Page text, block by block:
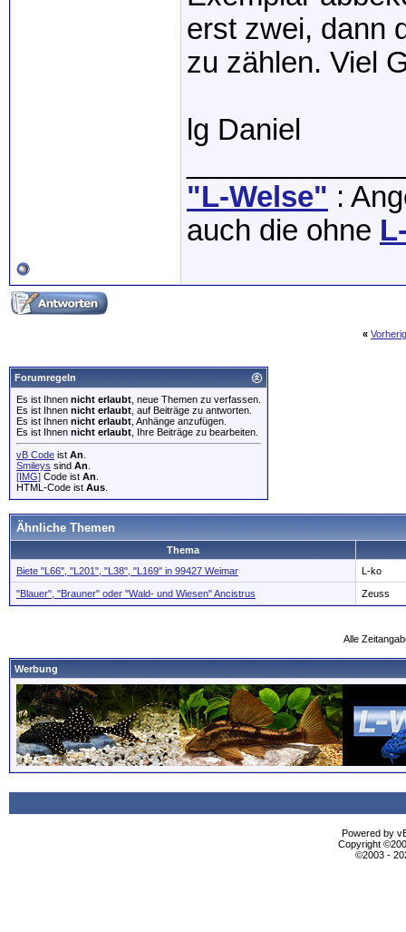
erst zwei, dann
zu zählen. Viel
lg Daniel
"L-Welse" :
auch die ohne
«
Forumregeln
Es ist Ihnen nicht erlaubt , neue Themen zu verfassen.
Es ist Ihnen nicht erlaubt , auf Beiträge zu antworten.
Es ist Ihnen nicht erlaubt , Anhänge anzufügen.
Es ist Ihnen nicht erlaubt , Ihre Beiträge zu bearbeiten.
vB Code ist An
Smileys sind An
[IMG] Code ist An
HTML-Code ist Aus
Ähnliche Themen
Thema
Biete "L66", "L201", "L38", "L169" in 99427 Weimar
L-ko
"Blauer", "Brauner" oder "Wald- und Wiesen" Ancistrus Zeuss
Alle
Werbung
Powered by
Copyright
©2003 -